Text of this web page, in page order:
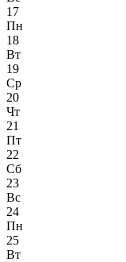
17
Пн
18
Вт
19
Ср
20
Чт
21
Пт
22
Сб
23
Вс
24
Пн
25
Вт